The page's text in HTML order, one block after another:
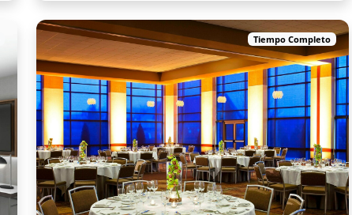
Tiempo Completo